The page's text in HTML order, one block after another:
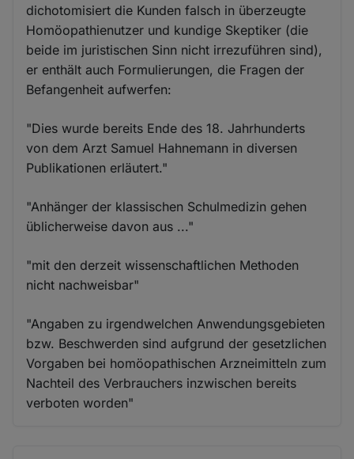
dichotomisiert die Kunden falsch in überzeugte
Homöopathienutzer und kundige Skeptiker (die
beide im juristischen Sinn nicht irrezuführen sind),
er enthält auch Formulierungen, die Fragen der
Befangenheit aufwerfen:
"Dies wurde bereits Ende des 18. Jahrhunderts
von dem Arzt Samuel Hahnemann in diversen
Publikationen erläutert."
"Anhänger der klassischen Schulmedizin gehen
üblicherweise davon aus ..."
"mit den derzeit wissenschaftlichen Methoden
nicht nachweisbar"
"Angaben zu irgendwelchen Anwendungsgebieten
bzw. Beschwerden sind aufgrund der gesetzlichen
Vorgaben bei homöopathischen Arzneimitteln zum
Nachteil des Verbrauchers inzwischen bereits
verboten worden"